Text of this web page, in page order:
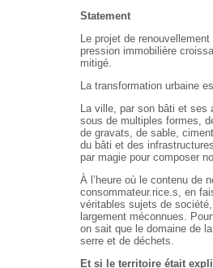
Statement
Le projet de
pression immobilière
mitigé.
La transformation urbaine
La ville, par son bâti et ses
sous de multiples formes,
de gravats, de sable,
du bâti et des
par magie pour composer
À l’heure où le contenu de
consommateur.rice.s, en
véritables sujets de
largement méconnues.
on sait que le domaine de
serre et de déchets.
Et si le territoire était